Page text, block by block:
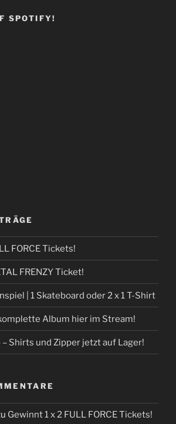
SPOTIFY!
FORCE Tickets!
FRENZY Ticket!
| 1 Skateboard oder 2 x 1 T-Shirt
Album hier im Stream!
Shirts und Zipper jetzt auf Lager!
Gewinnt 1 x 2 FULL FORCE Tickets!